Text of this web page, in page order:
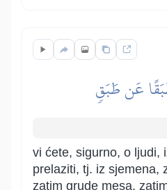
عَن طَبَقٖ
vi ćete, sigurno, o ljudi,
prelaziti, tj. iz sjemena,
zatim grude mesa,